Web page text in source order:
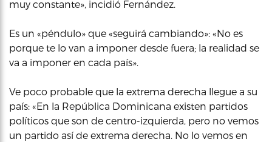
muy constante», incidió Fernández.
Es un «péndulo» que «seguirá cambiando»: «No es
porque te lo van a imponer desde fuera; la realidad se
va a imponer en cada país».
Ve poco probable que la extrema derecha llegue a su
país: «En la República Dominicana existen partidos
políticos que son de centro-izquierda, pero no vemos
un partido así de extrema derecha. No lo vemos en